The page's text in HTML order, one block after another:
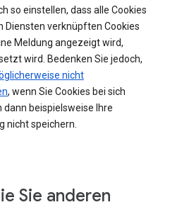
so einstellen, dass alle Cookies
Diensten verknüpften Cookies
Meldung angezeigt wird,
wird. Bedenken Sie jedoch,
nicht
, wenn Sie Cookies bei sich
beispielsweise Ihre
nicht speichern.
Sie anderen